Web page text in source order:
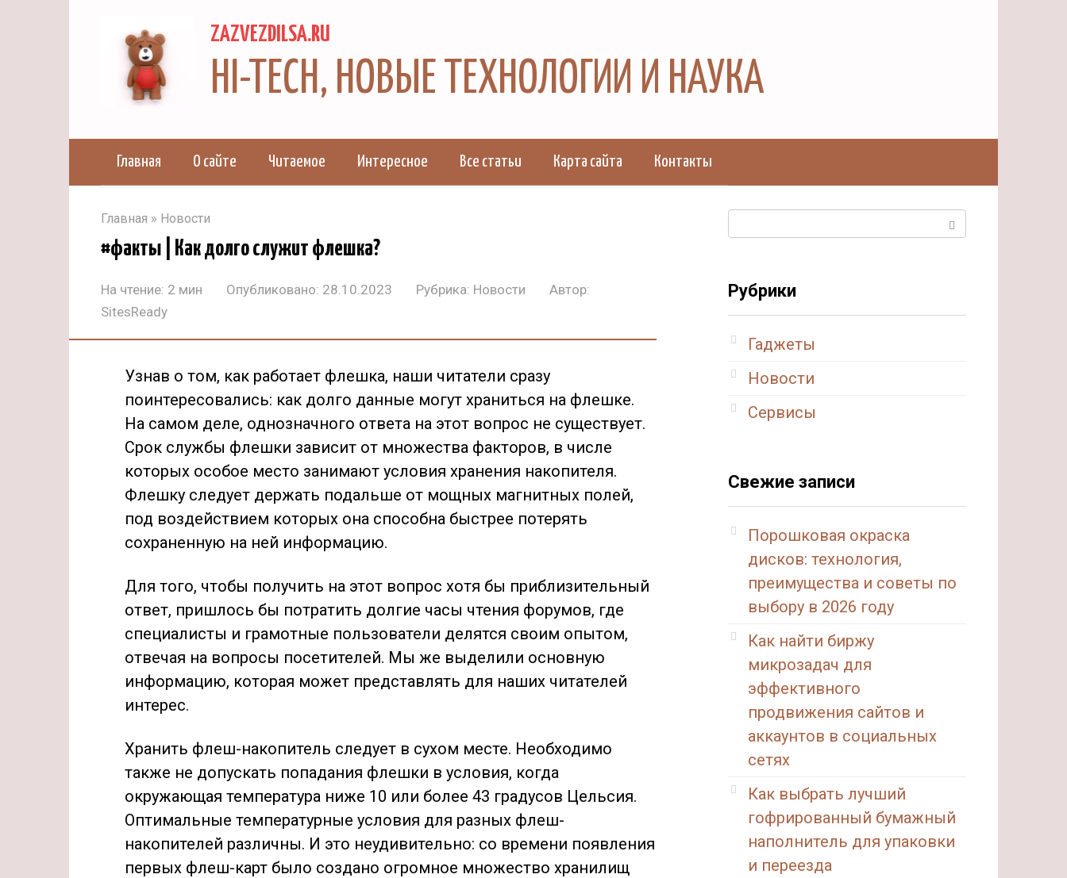
ZAZVEZDILSA.RU
HI-TECH, НОВЫЕ ТЕХНОЛОГИИ И НАУКА
Главная О сайте Читаемое Интересное Все статьи Карта сайта Контакты
Главная » Новости
#факты | Как долго служит флешка?
На чтение: 2 мин Опубликовано: 28.10.2023 Рубрика: Новости
Автор:
SitesReady
Узнав о том, как работает флешка, наши читатели сразу
поинтересовались: как долго данные могут храниться на флешке.
На самом деле, однозначного ответа на этот вопрос не существует.
Срок службы флешки зависит от множества факторов, в числе
которых особое место занимают условия хранения накопителя.
Флешку следует держать подальше от мощных магнитных полей,
под воздействием которых она способна быстрее потерять
сохраненную на ней информацию.
Для того, чтобы получить на этот вопрос хотя бы приблизительный
ответ, пришлось бы потратить долгие часы чтения форумов, где
специалисты и грамотные пользователи делятся своим опытом,
отвечая на вопросы посетителей. Мы же выделили основную
информацию, которая может представлять для наших читателей
интерес.
Хранить флеш-накопитель следует в сухом месте. Необходимо
также не допускать попадания флешки в условия, когда
окружающая температура ниже 10 или более 43 градусов Цельсия.
Оптимальные температурные условия для разных флеш-
накопителей различны. И это неудивительно: со времени появления
первых флеш-карт было создано огромное множество хранилищ
Рубрики
Гаджеты
Новости
Сервисы
Свежие записи
Порошковая окраска
дисков: технология,
преимущества и советы по
выбору в 2026 году
Как найти биржу
микрозадач для
эффективного
продвижения сайтов и
аккаунтов в социальных
сетях
Как выбрать лучший
гофрированный бумажный
наполнитель для упаковки
и переезда